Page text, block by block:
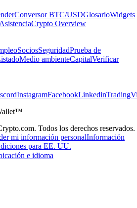
Conversor BTC/USDGlosarioWidgets
AsistenciaCrypto Overview
SociosSeguridadPrueba de
Medio ambienteCapitalVerificar
InstagramFacebookLinkedin
Todos los derechos reservados.
mi información personalInformación
para EE. UU.
e idioma